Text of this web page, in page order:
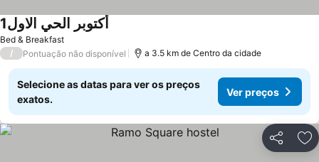
Bed & Breakfast
أكتوبر الحي الاول1
/ Pontuação não disponível a 3.5 km de Centro da cidade
Selecione as datas para ver os preços
exatos.
Ver preços
Partilhar